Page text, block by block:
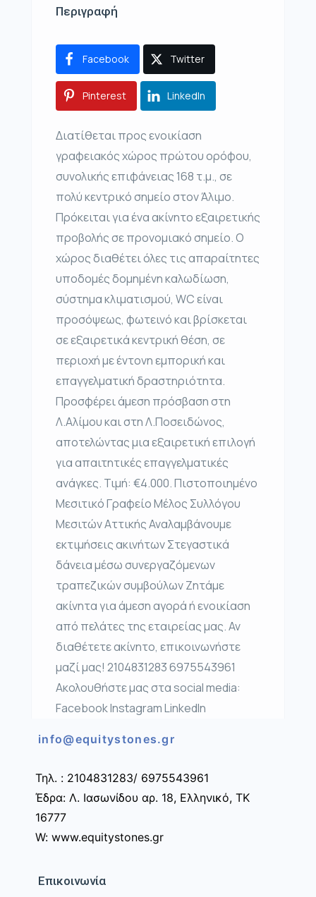
Περιγραφή
Facebook Twitter
Pinterest LinkedIn
Διατίθεται προς ενοικίαση
γραφειακός χώρος πρώτου ορόφου,
συνολικής επιφάνειας 168 τ.μ., σε
πολύ κεντρικό σημείο στον Άλιμο.
Πρόκειται για ένα ακίνητο εξαιρετικής
προβολής σε προνομιακό σημείο. Ο
χώρος διαθέτει όλες τις απαραίτητες
υποδομές δομημένη καλωδίωση,
σύστημα κλιματισμού, WC είναι
προσόψεως, φωτεινό και βρίσκεται
σε εξαιρετικά κεντρική θέση, σε
περιοχή με έντονη εμπορική και
επαγγελματική δραστηριότητα.
Προσφέρει άμεση πρόσβαση στη
Λ.Αλίμου και στη Λ.Ποσειδώνος,
αποτελώντας μια εξαιρετική επιλογή
για απαιτητικές επαγγελματικές
ανάγκες. Τιμή: €4.000. Πιστοποιημένο
Μεσιτικό Γραφείο Μέλος Συλλόγου
Μεσιτών Αττικής Αναλαμβάνουμε
εκτιμήσεις ακινήτων Στεγαστικά
δάνεια μέσω συνεργαζόμενων
τραπεζικών συμβούλων Ζητάμε
ακίνητα για άμεση αγορά ή ενοικίαση
από πελάτες της εταιρείας μας. Αν
διαθέτετε ακίνητο, επικοινωνήστε
μαζί μας! 2104831283 6975543961
Ακολουθήστε μας στα social media:
Facebook Instagram LinkedIn
info@equitystones.gr
Τηλ. : 2104831283/ 6975543961
Έδρα: Λ. Ιασωνίδου αρ. 18, Ελληνικό, ΤΚ
16777
W: www.equitystones.gr
Επικοινωνία